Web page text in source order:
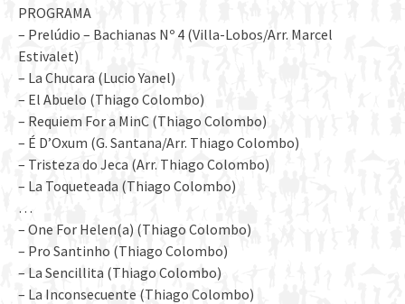
PROGRAMA
– Prelúdio – Bachianas Nº 4 (Villa-Lobos/Arr. Marcel
Estivalet)
– La Chucara (Lucio Yanel)
– El Abuelo (Thiago Colombo)
– Requiem For a MinC (Thiago Colombo)
– É D’Oxum (G. Santana/Arr. Thiago Colombo)
– Tristeza do Jeca (Arr. Thiago Colombo)
– La Toqueteada (Thiago Colombo)
…
– One For Helen(a) (Thiago Colombo)
– Pro Santinho (Thiago Colombo)
– La Sencillita (Thiago Colombo)
– La Inconsecuente (Thiago Colombo)